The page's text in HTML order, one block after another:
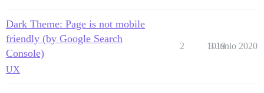
Dark Theme: Page is not mobile
friendly (by Google Search
Console)
UX
2 1019
3 Junio 2020